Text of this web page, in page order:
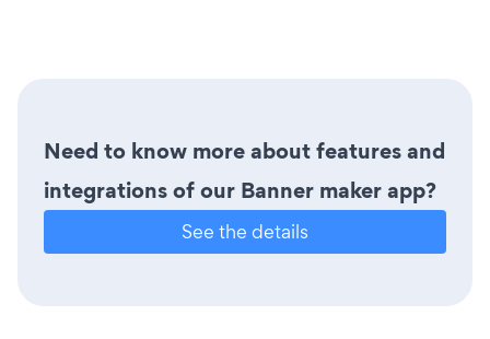
Need to know more about features and
integrations of our Banner maker app?
See the details